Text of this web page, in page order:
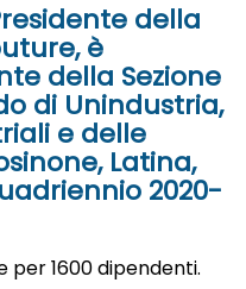
della
è
della Sezione
di Unindustria,
e delle
Latina,
2020-
per 1600 dipendenti.